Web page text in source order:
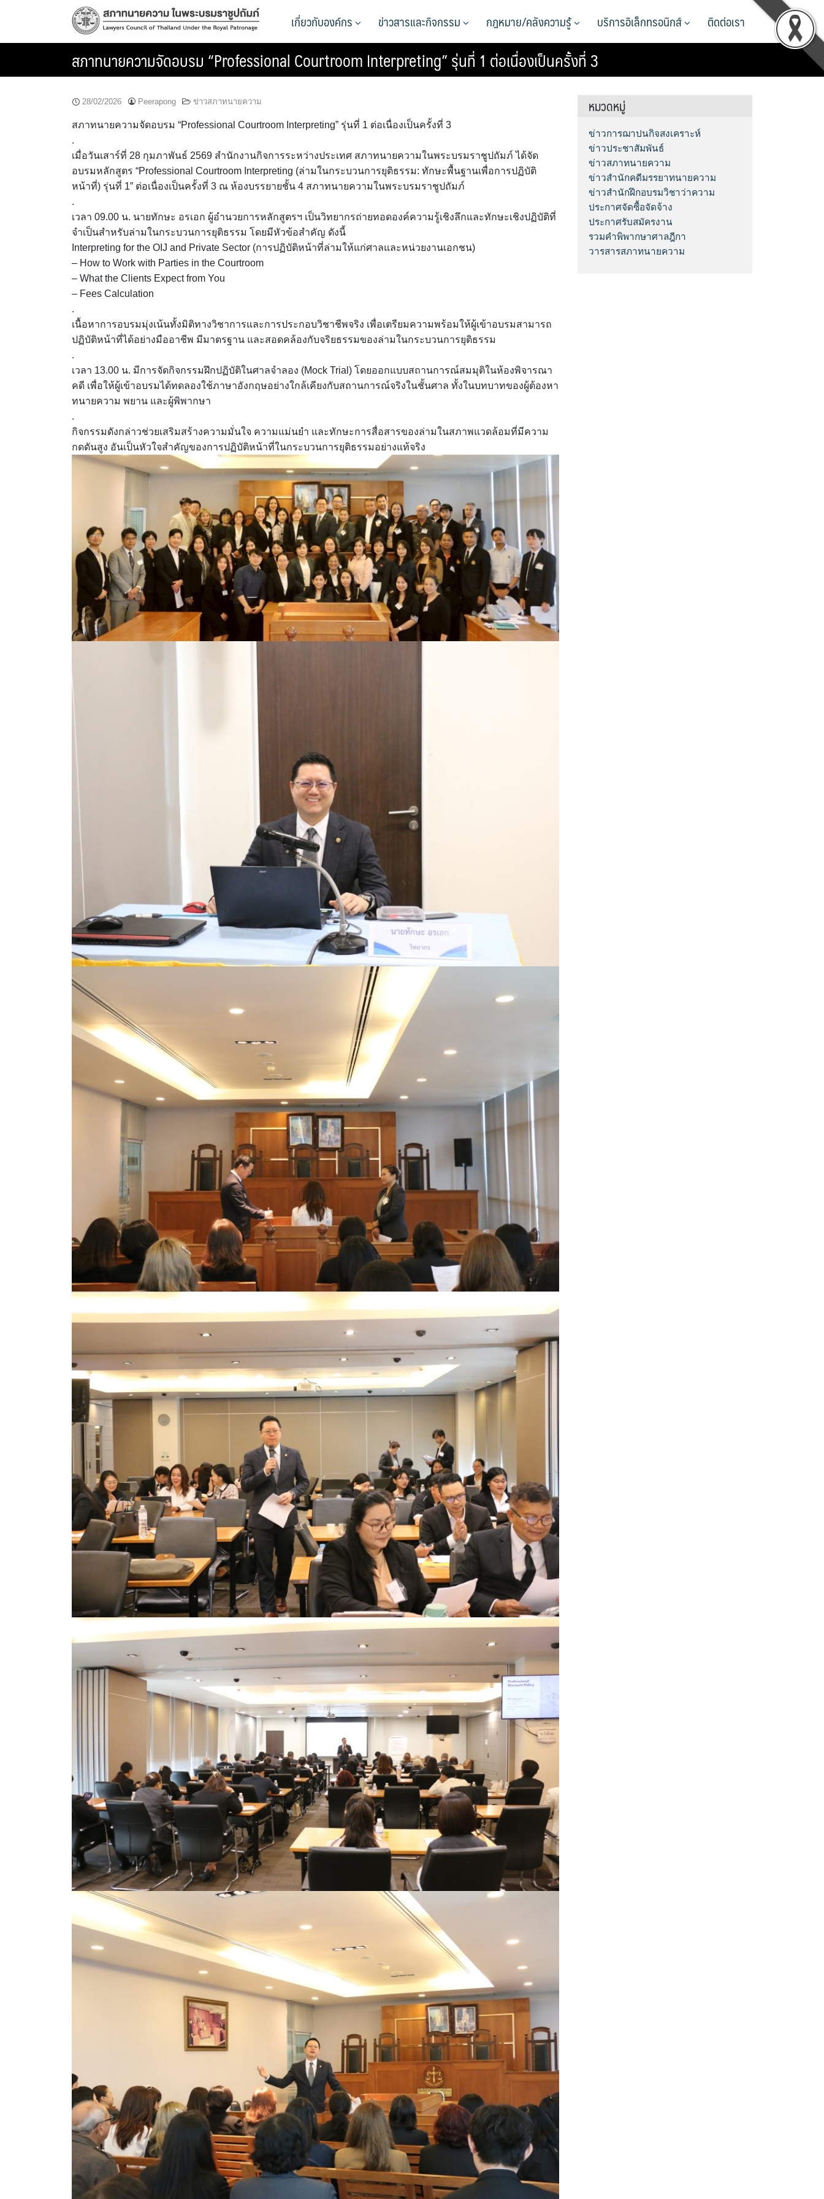
เกี่ยวกับองค์กร ข่าวสารและกิจกรรม กฎหมาย/คลังความรู้ บริการอิเล็กทรอนิกส์ ติดต่อเรา
สภาทนายความจัดอบรม “Professional Courtroom Interpreting” รุ่นที่ 1 ต่อเนื่องเป็นครั้งที่ 3
28/02/2026 Peerapong ข่าวสภาทนายความ
สภาทนายความจัดอบรม “Professional Courtroom Interpreting” รุ่นที่ 1 ต่อเนื่องเป็นครั้งที่ 3
.
เมื่อวันเสาร์ที่ 28 กุมภาพันธ์ 2569 สำนักงานกิจการระหว่างประเทศ สภาทนายความในพระบรมราชูปถัมภ์ ได้จัด
อบรมหลักสูตร “Professional Courtroom Interpreting (ล่ามในกระบวนการยุติธรรม: ทักษะพื้นฐานเพื่อการปฏิบัติ
หน้าที่) รุ่นที่ 1” ต่อเนื่องเป็นครั้งที่ 3 ณ ห้องบรรยายชั้น 4 สภาทนายความในพระบรมราชูปถัมภ์
.
เวลา 09.00 น. นายทักษะ อรเอก ผู้อำนวยการหลักสูตรฯ เป็นวิทยากรถ่ายทอดองค์ความรู้เชิงลึกและทักษะเชิงปฏิบัติที่
จำเป็นสำหรับล่ามในกระบวนการยุติธรรม โดยมีหัวข้อสำคัญ ดังนี้
Interpreting for the OIJ and Private Sector (การปฏิบัติหน้าที่ล่ามให้แก่ศาลและหน่วยงานเอกชน)
– How to Work with Parties in the Courtroom
– What the Clients Expect from You
– Fees Calculation
.
เนื้อหาการอบรมมุ่งเน้นทั้งมิติทางวิชาการและการประกอบวิชาชีพจริง เพื่อเตรียมความพร้อมให้ผู้เข้าอบรมสามารถ
ปฏิบัติหน้าที่ได้อย่างมืออาชีพ มีมาตรฐาน และสอดคล้องกับจริยธรรมของล่ามในกระบวนการยุติธรรม
.
เวลา 13.00 น. มีการจัดกิจกรรมฝึกปฏิบัติในศาลจำลอง (Mock Trial) โดยออกแบบสถานการณ์สมมุติในห้องพิจารณา
คดี เพื่อให้ผู้เข้าอบรมได้ทดลองใช้ภาษาอังกฤษอย่างใกล้เคียงกับสถานการณ์จริงในชั้นศาล ทั้งในบทบาทของผู้ต้องหา
ทนายความ พยาน และผู้พิพากษา
.
กิจกรรมดังกล่าวช่วยเสริมสร้างความมั่นใจ ความแม่นยำ และทักษะการสื่อสารของล่ามในสภาพแวดล้อมที่มีความ
กดดันสูง อันเป็นหัวใจสำคัญของการปฏิบัติหน้าที่ในกระบวนการยุติธรรมอย่างแท้จริง
หมวดหมู่
ข่าวการฌาปนกิจสงเคราะห์
ข่าวประชาสัมพันธ์
ข่าวสภาทนายความ
ข่าวสำนักคดีมรรยาทนายความ
ข่าวสำนักฝึกอบรมวิชาว่าความ
ประกาศจัดซื้อจัดจ้าง
ประกาศรับสมัครงาน
รวมคำพิพากษาศาลฎีกา
วารสารสภาทนายความ